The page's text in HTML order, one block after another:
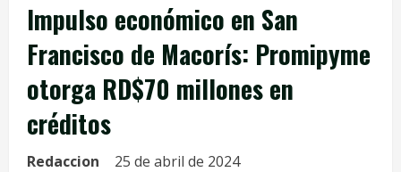
Impulso económico en San
Francisco de Macorís: Promipyme
otorga RD$70 millones en
créditos
Redaccion 25 de abril de 2024